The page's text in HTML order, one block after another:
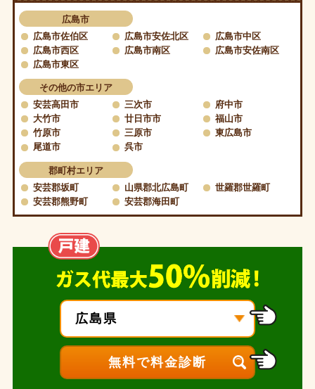
広島市
広島市佐伯区
広島市安佐北区
広島市中区
広島市西区
広島市南区
広島市安佐南区
広島市東区
その他の市エリア
安芸高田市
三次市
府中市
大竹市
廿日市市
福山市
竹原市
三原市
東広島市
尾道市
呉市
郡町村エリア
安芸郡坂町
山県郡北広島町
世羅郡世羅町
安芸郡熊野町
安芸郡海田町